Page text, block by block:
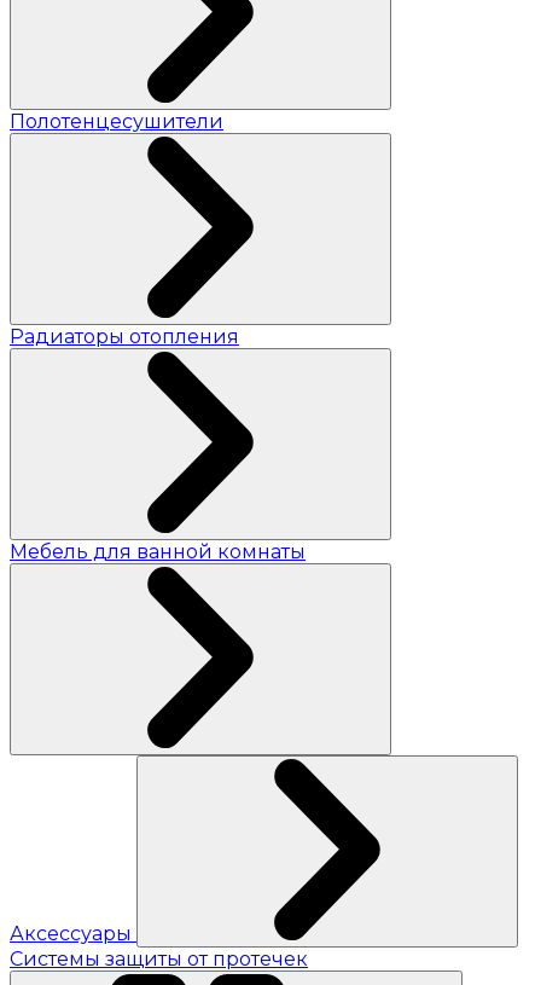
Полотенцесушители
Радиаторы отопления
Мебель для ванной комнаты
Аксессуары
Системы защиты от протечек